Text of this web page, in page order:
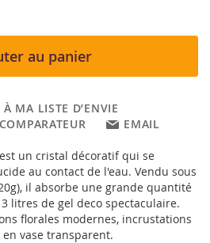
au panier
À MA LISTE D’ENVIE
EMAIL
un cristal décoratif qui se
au contact de l'eau. Vendu sous
il absorbe une grande quantité
litres de gel deco spectaculaire.
florales modernes, incrustations
vase transparent.